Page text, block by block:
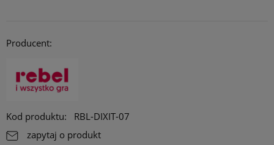
stacjonarnie i na targach/ konwentach.
Producent:
Kod produktu:
RBL-DIXIT-07
zapytaj o produkt